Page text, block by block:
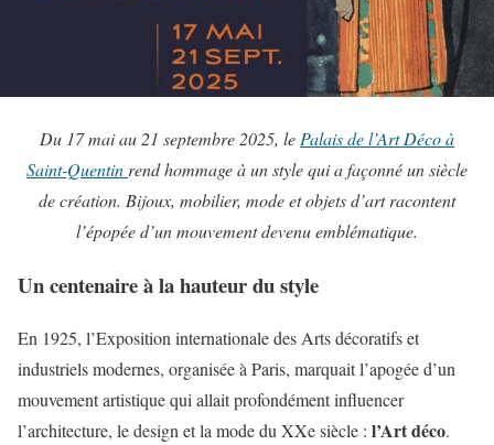
Du 17 mai au 21 septembre 2025, le Palais de l’Art Déco à
Saint-Quentin rend hommage à un style qui a façonné un siècle
de création. Bijoux, mobilier, mode et objets d’art racontent
l’épopée d’un mouvement devenu emblématique.
Un centenaire à la hauteur du style
En 1925, l’Exposition internationale des Arts décoratifs et
industriels modernes, organisée à Paris, marquait l’apogée d’un
mouvement artistique qui allait profondément influencer
l’architecture, le design et la mode du XXe siècle : l’Art déco.